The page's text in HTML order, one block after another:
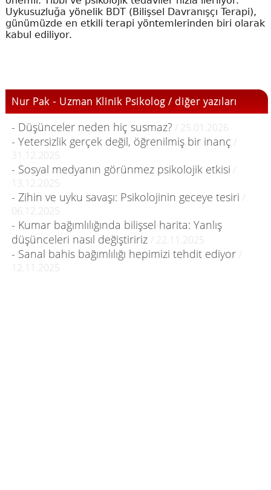
Uykusuzluğa yönelik BDT (Bilişsel Davranışçı Terapi),
günümüzde en etkili terapi yöntemlerinden biri olarak
kabul ediliyor.
Nur Pak - Uzman Klinik Psikolog / diğer yazıları
- Düşünceler neden hiç susmaz? / 25.01.2026
- Yetersizlik gerçek değil, öğrenilmiş bir inanç /
31.12.2025
- Sosyal medyanın görünmez psikolojik etkisi /
13.12.2025
- Zihin ve uyku savaşı: Psikolojinin geceye tesiri /
06.12.2025
- Kumar bağımlılığında bilişsel harita: Yanlış
düşünceleri nasıl değiştiririz / 22.11.2025
- Sanal bahis bağımlılığı hepimizi tehdit ediyor /
12.11.2025